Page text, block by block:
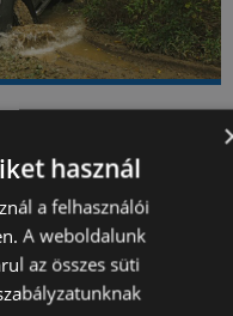
road pneumatika
kde je
a ovladatelnost
i ve městě.
használ
a felhasználói
A weboldalunk
az összes süti